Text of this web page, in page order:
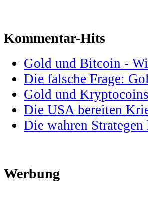
Kommentar-Hits
Gold und Bitcoin -
Die falsche Frage:
Gold und
Die USA bereiten
Die wahren
Werbung